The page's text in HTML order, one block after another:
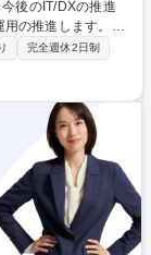
の推進します。
スト対応・安定し
ます ■社内ネット
■ネットワーク障害
ジェクト推進 ■IT
◎
完全週休2日制